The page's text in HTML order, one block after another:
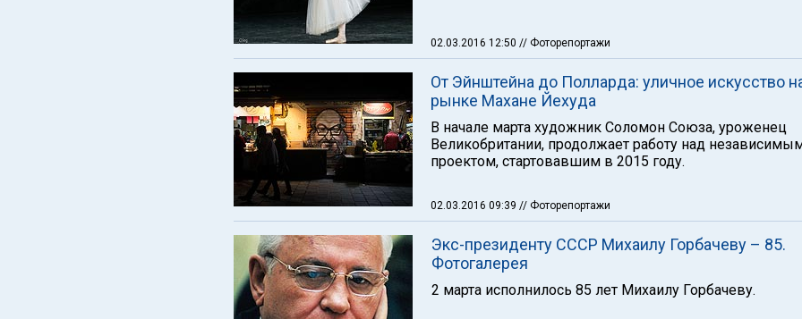
02.03.2016 12:50 // Фоторепортажи
От Эйнштейна до Полларда: уличное искусство
рынке Махане Йехуда
В начале марта художник Соломон Союза, уроженец
Великобритании, продолжает работу над
проектом, стартовавшим в 2015 году.
02.03.2016 09:39 // Фоторепортажи
Экс-президенту СССР Михаилу Горбачеву – 85.
Фотогалерея
2 марта исполнилось 85 лет Михаилу Горбачеву.